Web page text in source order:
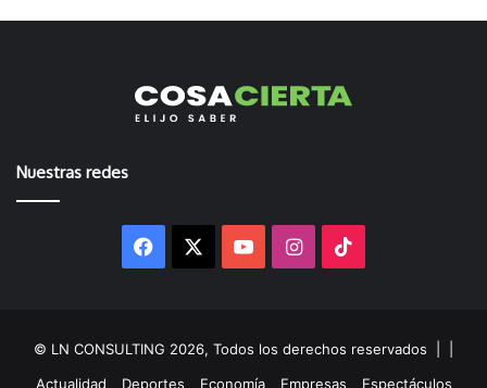
Nuestras redes
Facebook YouTubeInstagram
© LN CONSULTING 2026, Todos los derechos reservados |
Actualidad
Deportes Economía Empresas Espectáculos